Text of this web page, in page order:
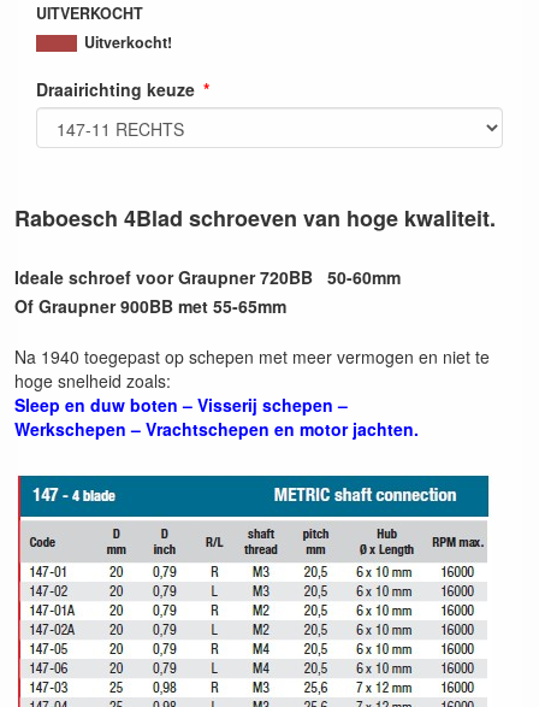
UITVERKOCHT
Uitverkocht!
Draairichting keuze
Raboesch 4Blad schroeven van hoge kwaliteit.
Ideale schroef voor Graupner 720BB 50-60mm
Of Graupner 900BB met 55-65mm
Na 1940 toegepast op schepen met meer vermogen en niet te
hoge snelheid zoals:
Sleep en duw boten – Visserij schepen –
Werkschepen – Vrachtschepen en motor jachten.